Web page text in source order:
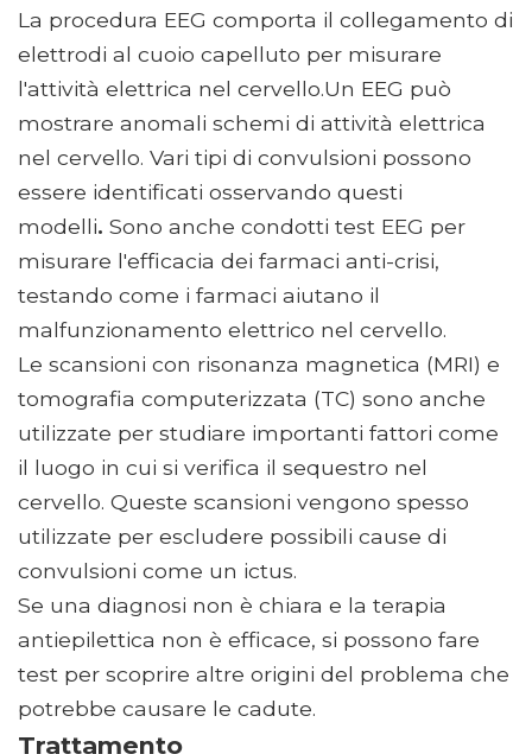
La procedura EEG comporta il collegamento di
elettrodi al cuoio capelluto per misurare
l'attività elettrica nel cervello.Un EEG può
mostrare anomali schemi di attività elettrica
nel cervello. Vari tipi di convulsioni possono
essere identificati osservando questi
modelli. Sono anche condotti test EEG per
misurare l'efficacia dei farmaci anti-crisi,
testando come i farmaci aiutano il
malfunzionamento elettrico nel cervello.
Le scansioni con risonanza magnetica (MRI) e
tomografia computerizzata (TC) sono anche
utilizzate per studiare importanti fattori come
il luogo in cui si verifica il sequestro nel
cervello. Queste scansioni vengono spesso
utilizzate per escludere possibili cause di
convulsioni come un ictus.
Se una diagnosi non è chiara e la terapia
antiepilettica non è efficace, si possono fare
test per scoprire altre origini del problema che
potrebbe causare le cadute.
Trattamento